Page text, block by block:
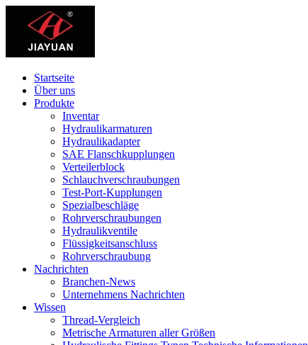
Startseite
Über uns
Produkte
Inventar
Hydraulikarmaturen
Hydraulikadapter
SAE Flanschkupplungen
Verteilerblock
Schlauchverschraubungen
Test-Port-Kupplungen
Spezialbeschläge
Rohrverschraubungen
Hydraulikventile
Flüssigkeitsanschluss
Rohrverschraubung
Nachrichten
Branchen-News
Unternehmens Nachrichten
Wissen
Thread-Vergleich
Metrische Armaturen aller Größen